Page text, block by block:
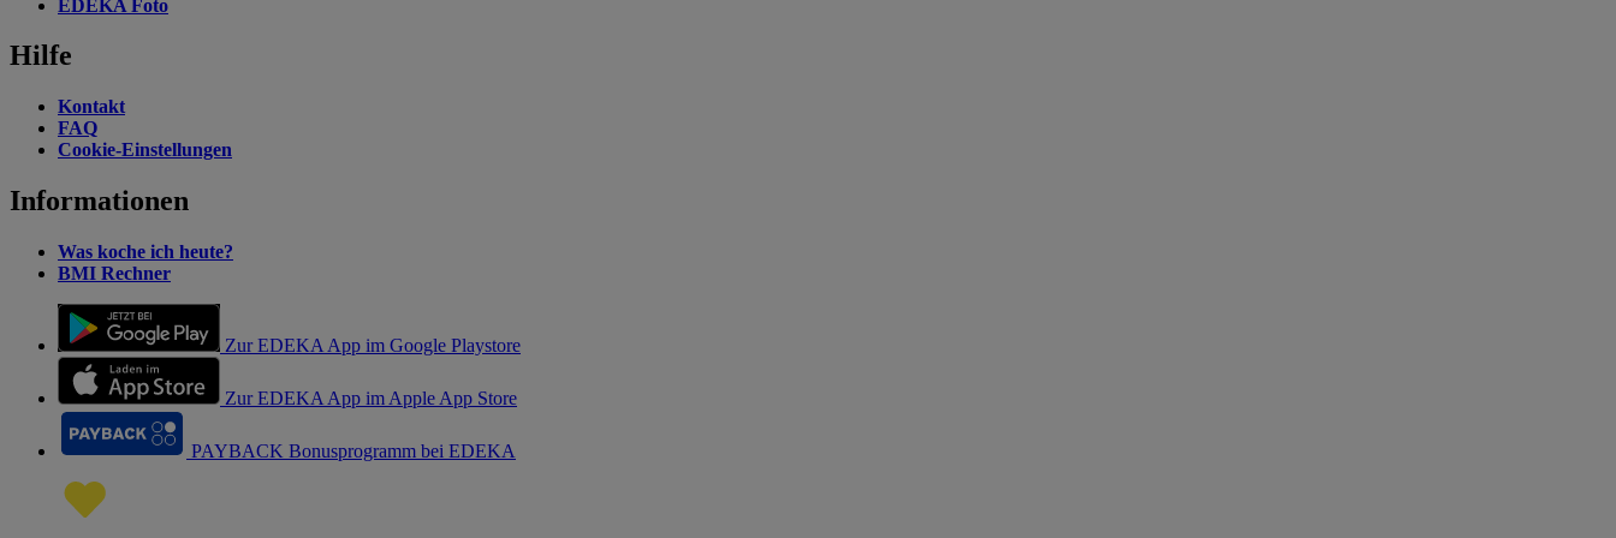
EDEKA Foto
Hilfe
Kontakt
FAQ
Cookie-Einstellungen
Informationen
Was koche ich heute?
BMI Rechner
Zur EDEKA App im Google Playstore
Zur EDEKA App im Apple App Store
PAYBACK Bonusprogramm bei EDEKA